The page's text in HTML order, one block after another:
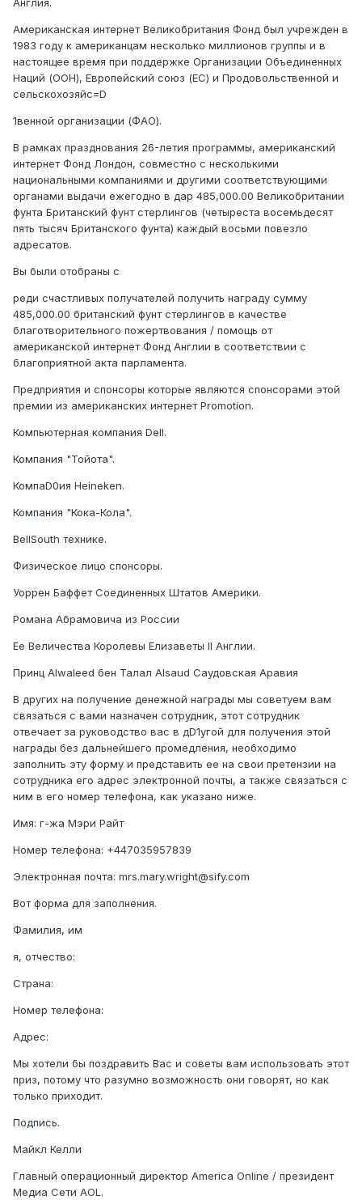
Англия.
Американская интернет Великобритания Фонд был учрежден в
1983 году к американцам несколько миллионов группы и в
настоящее время при поддержке Организации Объединенных
Наций (ООН), Европейский союз (ЕС) и Продовольственной и
сельскохозяйс=D
1венной организации (ФАО).
В рамках празднования 26-летия программы, американский
интернет Фонд Лондон, совместно с несколькими
национальными компаниями и другими соответствующими
органами выдачи ежегодно в дар 485,000.00 Великобритании
фунта Британский фунт стерлингов (четыреста восемьдесят
пять тысяч Британского фунта) каждый восьми повезло
адресатов.
Вы были отобраны с
реди счастливых получателей получить награду сумму
485,000.00 британский фунт стерлингов в качестве
благотворительного пожертвования / помощь от
американской интернет Фонд Англии в соответствии с
благоприятной акта парламента.
Предприятия и спонсоры которые являются спонсорами этой
премии из американских интернет Promotion.
Компьютерная компания Dell.
Компания "Тойота".
КомпаD0ия Heineken.
Компания "Кока-Кола".
BellSouth технике.
Физическое лицо спонсоры.
Уоррен Баффет Соединенных Штатов Америки.
Романа Абрамовича из России
Ее Величества Королевы Елизаветы II Англии.
Принц Alwaleed бен Талал Alsaud Саудовская Аравия
В других на получение денежной награды мы советуем вам
связаться с вами назначен сотрудник, этот сотрудник
отвечает за руководство вас в дD1угой для получения этой
награды без дальнейшего промедления, необходимо
заполнить эту форму и представить ее на свои претензии на
сотрудника его адрес электронной почты, а также связаться с
ним в его номер телефона, как указано ниже.
Имя: г-жа Мэри Райт
Номер телефона: +447035957839
Электронная почта: mrs.mary.wright@sify.com
Вот форма для заполнения.
Фамилия, им
я, отчество:
Страна:
Номер телефона:
Адрес:
Мы хотели бы поздравить Вас и советы вам использовать этот
приз, потому что разумно возможность они говорят, но как
только приходит.
Подпись.
Майкл Келли
Главный операционный директор America Online / президент
Медиа Сети AOL.